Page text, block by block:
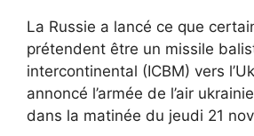
La Russie a lancé ce que
prétendent être un missile
intercontinental (ICBM) vers
annoncé l’armée de l’air
dans la matinée du jeudi 21